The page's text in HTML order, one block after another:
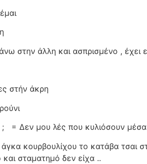
στην άλλη και ασπρισμένο , έχει
στήν άκρη
; = Δεν μου λές που κυλιόσουν μέσα
κουρβουλίχου το κατάβα τσαι
σταματημό δεν είχα ..